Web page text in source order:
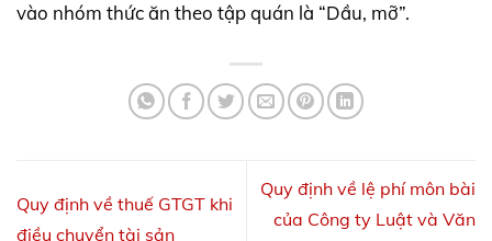
vào nhóm thức ăn theo tập quán là “Dầu, mỡ”.
Quy định về thuế GTGT khi
điều chuyển tài sản
Quy định về lệ phí môn bài
của Công ty Luật và Văn